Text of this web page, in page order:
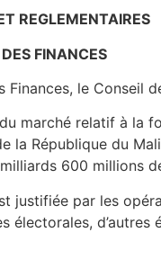
REGLEMENTAIRES
FINANCES
le Conseil
marché relatif à la
République du
600 millions
justifiée par les
électorales,